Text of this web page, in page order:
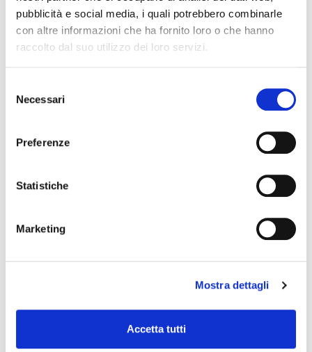
pubblicità e social media, i quali potrebbero combinarle
con altre informazioni che ha fornito loro o che hanno
raccolto dal suo utilizzo dei loro servizi.
delNecessari
Preferenze
Statistiche
Marketing
Mostra dettagli
Accetta tutti
COPRIPEDALI FRENO/FRIZIONE